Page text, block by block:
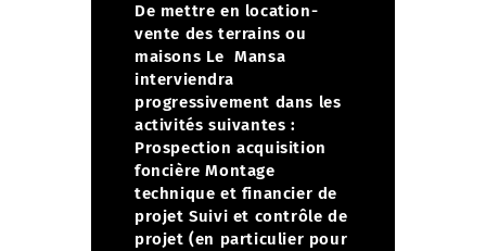
De mettre en location-
vente des terrains ou
maisons Le Mansa
interviendra
progressivement dans les
activités suivantes :
Prospection acquisition
foncière Montage
technique et financier de
projet Suivi et contrôle de
projet (en particulier pour